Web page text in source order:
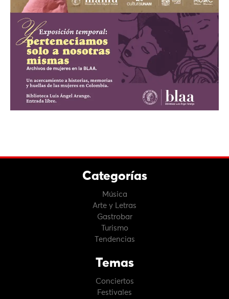
Categorías
Música
Arte y Letras
Gastrobar
Turismo
Tendencias
Temas
Conciertos
Festivales